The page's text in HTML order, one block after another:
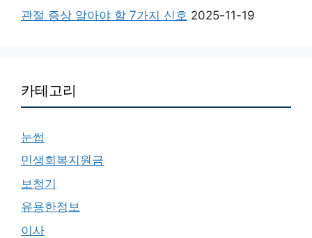
관절 증상 알아야 할 7가지 신호 2025-11-19
카테고리
눈썹
민생회복지원금
보청기
유용한정보
이사